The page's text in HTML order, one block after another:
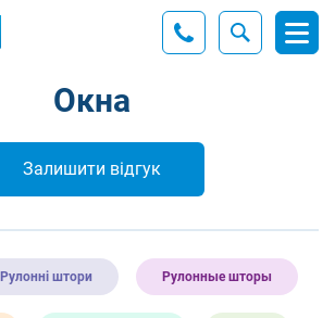
Окна
Залишити відгук
Рулонні штори Рулонные шторы